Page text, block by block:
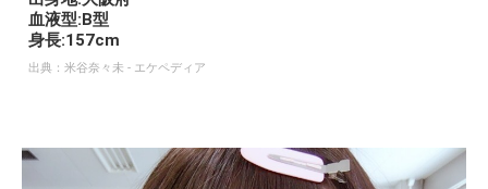
血液型:B型
身長:157cm
出典： 米谷奈々未 - エケペディア